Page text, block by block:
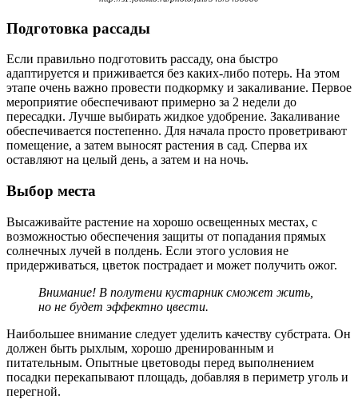
Подготовка рассады
Если правильно подготовить рассаду, она быстро
адаптируется и приживается без каких-либо потерь. На этом
этапе очень важно провести подкормку и закаливание. Первое
мероприятие обеспечивают примерно за 2 недели до
пересадки. Лучше выбирать жидкое удобрение. Закаливание
обеспечивается постепенно. Для начала просто проветривают
помещение, а затем выносят растения в сад. Сперва их
оставляют на целый день, а затем и на ночь.
Выбор места
Высаживайте растение на хорошо освещенных местах, с
возможностью обеспечения защиты от попадания прямых
солнечных лучей в полдень. Если этого условия не
придерживаться, цветок пострадает и может получить ожог.
Внимание! В полутени кустарник сможет жить,
но не будет эффектно цвести.
Наибольшее внимание следует уделить качеству субстрата. Он
должен быть рыхлым, хорошо дренированным и
питательным. Опытные цветоводы перед выполнением
посадки перекапывают площадь, добавляя в периметр уголь и
перегной.